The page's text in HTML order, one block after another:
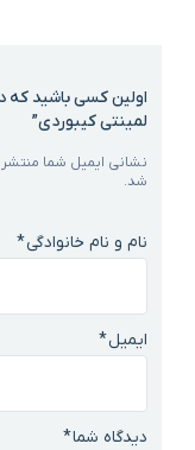
اولین کسی باشید که
لمینتی کیبوردی”
نشانی ایمیل شما
شد.
دیدگاه شما*
نام و نام خانوادگی*
ایمیل*